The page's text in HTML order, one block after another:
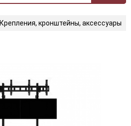
Крепления, кронштейны, аксессуары